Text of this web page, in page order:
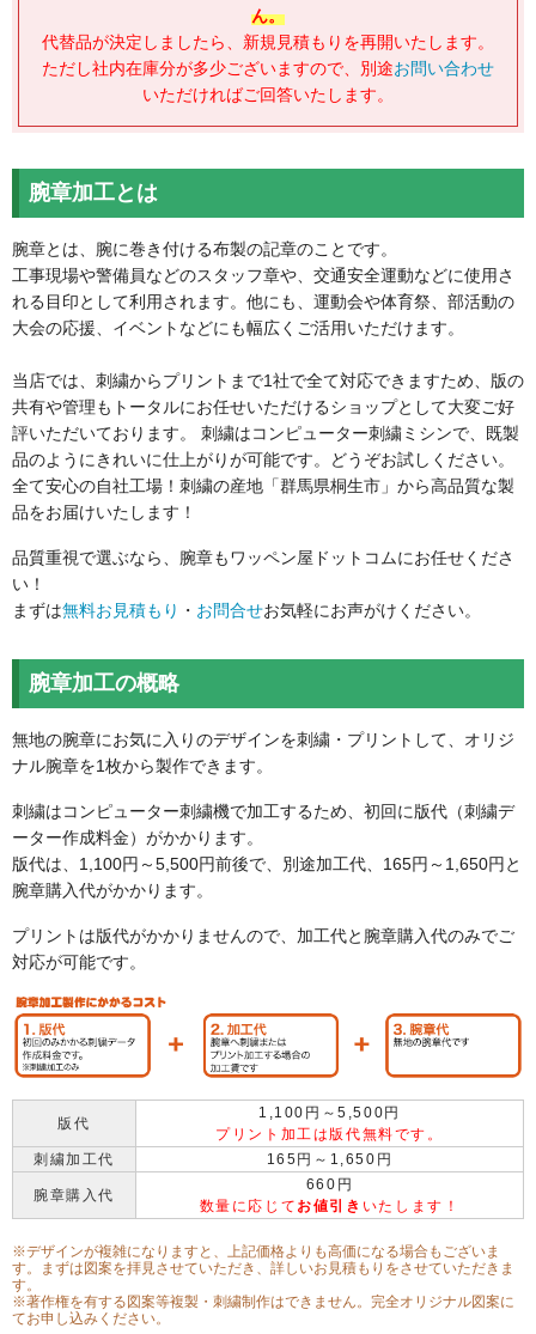
ん。
代替品が決定しましたら、新規見積もりを再開いたします。
ただし社内在庫分が多少ございますので、別途お問い合わせ
いただければご回答いたします。
腕章加工とは
腕章とは、腕に巻き付ける布製の記章のことです。
工事現場や警備員などのスタッフ章や、交通安全運動などに使用さ
れる目印として利用されます。他にも、運動会や体育祭、部活動の
大会の応援、イベントなどにも幅広くご活用いただけます。
当店では、刺繍からプリントまで1社で全て対応できますため、版の
共有や管理もトータルにお任せいただけるショップとして大変ご好
評いただいております。 刺繍はコンピューター刺繍ミシンで、既製
品のようにきれいに仕上がりが可能です。どうぞお試しください。
全て安心の自社工場！刺繍の産地「群馬県桐生市」から高品質な製
品をお届けいたします！
品質重視で選ぶなら、腕章もワッペン屋ドットコムにお任せくださ
い！
まずは無料お見積もり ・ お問合せお気軽にお声がけください。
腕章加工の概略
無地の腕章にお気に入りのデザインを刺繍・プリントして、オリジ
ナル腕章を1枚から製作できます。
刺繍はコンピューター刺繍機で加工するため、初回に版代（刺繍デ
ーター作成料金）がかかります。
版代は、1,100円～5,500円前後で、別途加工代、165円～1,650円と
腕章購入代がかかります。
プリントは版代がかかりませんので、加工代と腕章購入代のみでご
対応が可能です。
版代
1,100円～5,500円
プリント加工は版代無料です。
刺繍加工代
165円～1,650円
腕章購入代
660円
数量に応じて お値引き いたします！
※デザインが複雑になりますと、上記価格よりも高価になる場合もございま
す。まずは図案を拝見させていただき、詳しいお見積もりをさせていただきま
す。
※著作権を有する図案等複製・刺繍制作はできません。完全オリジナル図案に
てお申し込みください。